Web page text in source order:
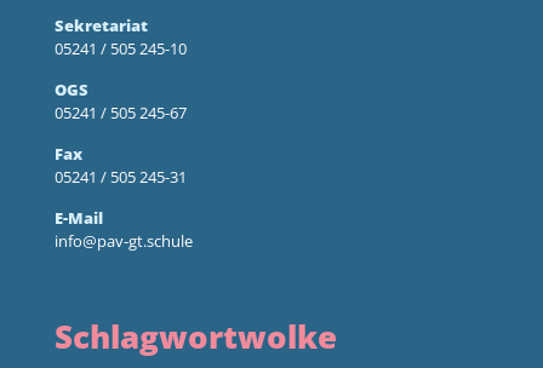
Sekretariat
05241 / 505 245-10
OGS
05241 / 505 245-67
Fax
05241 / 505 245-31
E-Mail
info@pav-gt.schule
Schlagwortwolke